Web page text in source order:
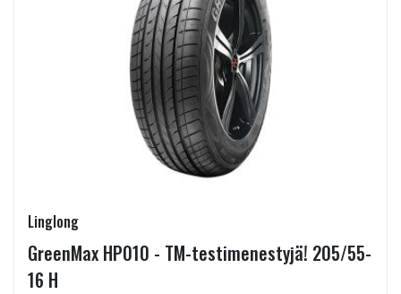
Linglong
GreenMax HP010 - TM-testimenestyjä! 205/55-
16 H